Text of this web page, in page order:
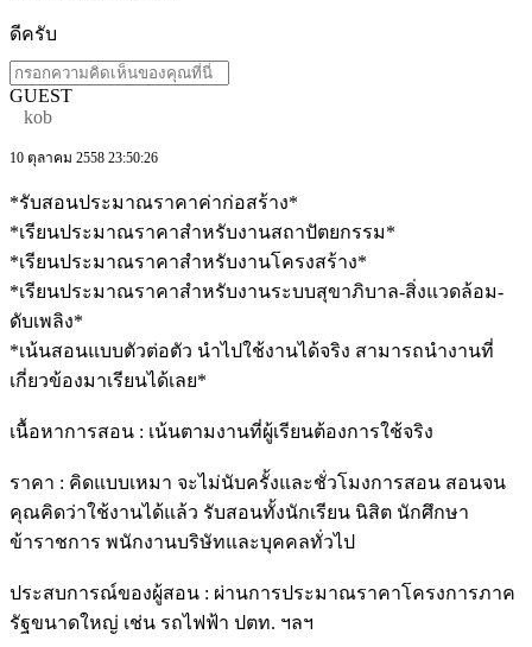
ดีครับ
GUEST
kob
10 ตุลาคม 2558 23:50:26
*รับสอนประมาณราคาค่าก่อสร้าง*
*เรียนประมาณราคาสำหรับงานสถาปัตยกรรม*
*เรียนประมาณราคาสำหรับงานโครงสร้าง*
*เรียนประมาณราคาสำหรับงานระบบสุขาภิบาล-สิ่งแวดล้อม-
ดับเพลิง*
*เน้นสอนแบบตัวต่อตัว นำไปใช้งานได้จริง สามารถนำงานที่
เกี่ยวข้องมาเรียนได้เลย*
เนื้อหาการสอน : เน้นตามงานที่ผู้เรียนต้องการใช้จริง
ราคา : คิดแบบเหมา จะไม่นับครั้งและชั่วโมงการสอน สอนจน
คุณคิดว่าใช้งานได้แล้ว รับสอนทั้งนักเรียน นิสิต นักศึกษา
ข้าราชการ พนักงานบริษัทและบุคคลทั่วไป
ประสบการณ์ของผู้สอน : ผ่านการประมาณราคาโครงการภาค
รัฐขนาดใหญ่ เช่น รถไฟฟ้า ปตท. ฯลฯ